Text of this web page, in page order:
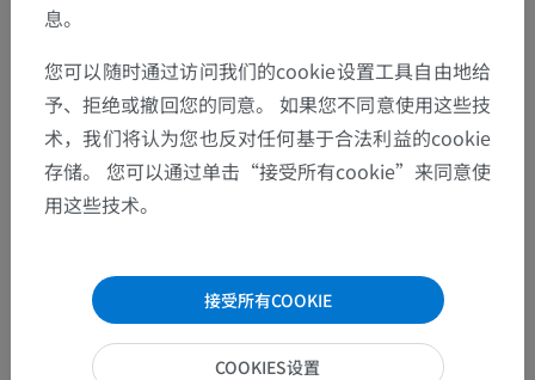
解剖层次
人体解剖学2
人体> 整合系统
底层结构： 这个解剖部位没有子结构
息。
您可以随时通过访问我们的cookie设置工具自由地给
予、拒绝或撤回您的同意。 如果您不同意使用这些技
术，我们将认为您也反对任何基于合法利益的cookie
存储。 您可以通过单击“接受所有cookie”来同意使
用这些技术。
接受所有COOKIE
COOKIES设置